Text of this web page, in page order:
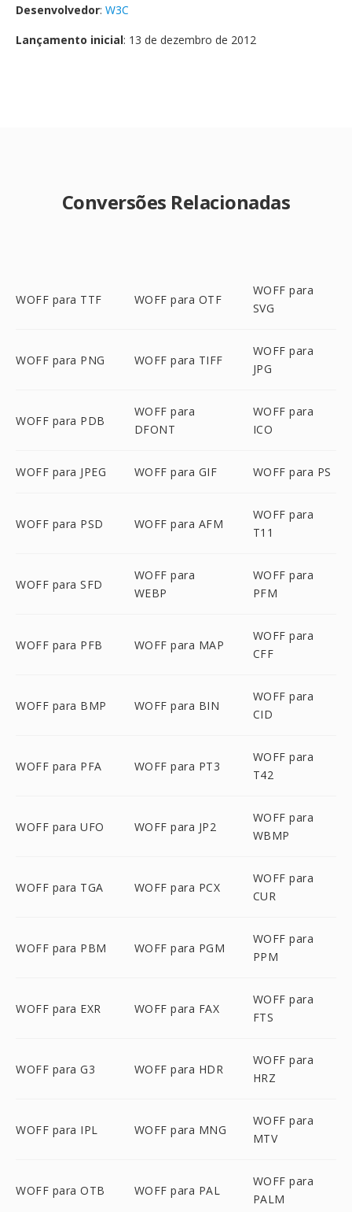
Desenvolvedor: W3C
Lançamento inicial: 13 de dezembro de 2012
Conversões Relacionadas
WOFF para TTF WOFF para OTF
WOFF para
SVG
WOFF para PNG WOFF para TIFF
WOFF para
JPG
WOFF para PDB
WOFF para
DFONT
WOFF para
ICO
WOFF para JPEG WOFF para GIF WOFF para PS
WOFF para PSD WOFF para AFM
WOFF para
T11
WOFF para SFD
WOFF para
WEBP
WOFF para
PFM
WOFF para PFB WOFF para MAP
WOFF para
CFF
WOFF para BMP WOFF para BIN
WOFF para
CID
WOFF para PFA WOFF para PT3
WOFF para
T42
WOFF para UFO WOFF para JP2
WOFF para
WBMP
WOFF para TGA WOFF para PCX
WOFF para
CUR
WOFF para PBM WOFF para PGM
WOFF para
PPM
WOFF para EXR WOFF para FAX
WOFF para
FTS
WOFF para G3 WOFF para HDR
WOFF para
HRZ
WOFF para IPL WOFF para MNG
WOFF para
MTV
WOFF para OTB WOFF para PAL
WOFF para
PALM